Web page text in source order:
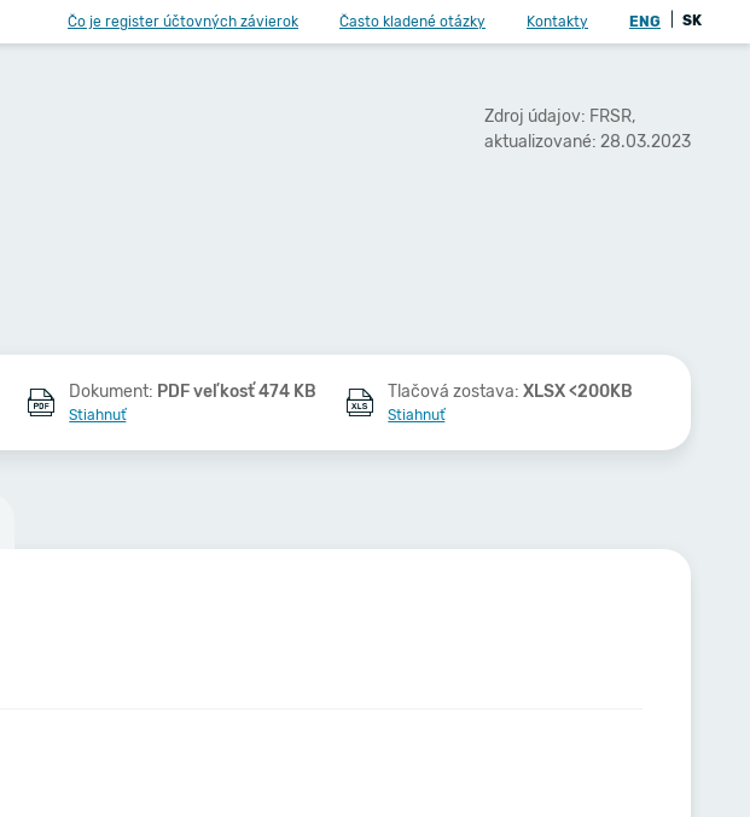
Čo je register účtovných závierok Často kladené otázky Kontakty ENG SK
Zdroj údajov: FRSR,
aktualizované: 28.03.2023
Dokument: PDF veľkosť 474 KB
Stiahnuť
Tlačová zostava:XLSX <200KB
Stiahnuť